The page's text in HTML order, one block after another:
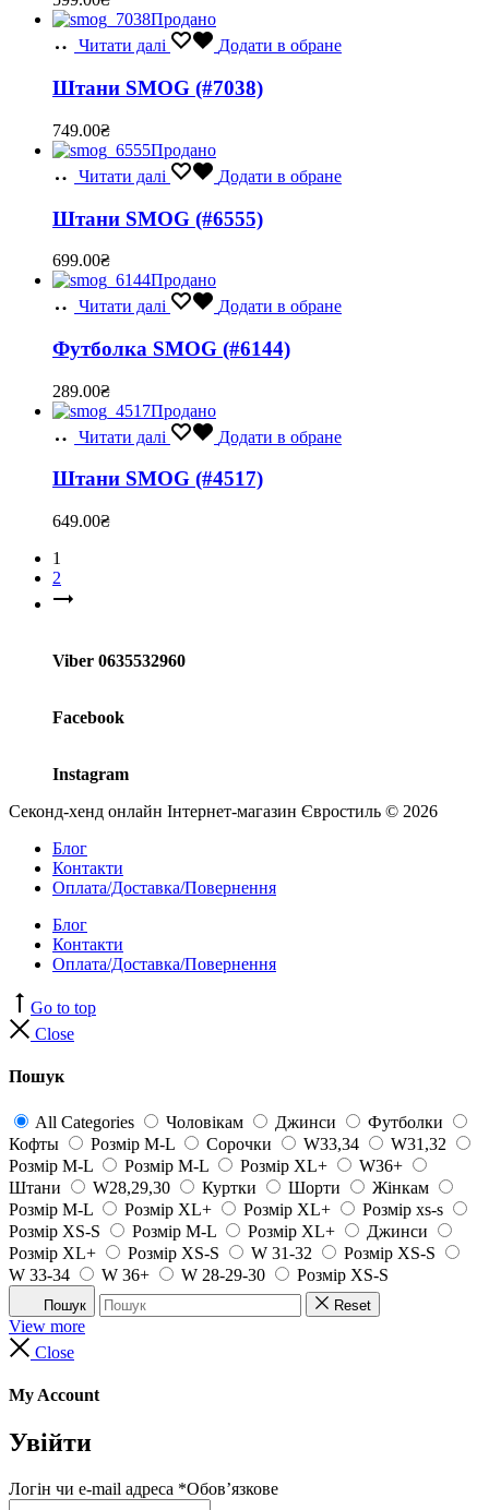
Продано
Читати далі
Додати в обране
Штани SMOG (#7038)
749.00₴
Продано
Читати далі
Додати в обране
Штани SMOG (#6555)
699.00₴
Продано
Читати далі
Додати в обране
Футболка SMOG (#6144)
289.00₴
Продано
Читати далі
Додати в обране
Штани SMOG (#4517)
649.00₴
1
2
Viber 0635532960
Facebook
Instagram
Секонд-хенд онлайн Інтернет-магазин Євростиль © 2026
Блог
Контакти
Оплата/Доставка/Повернення
Блог
Контакти
Оплата/Доставка/Повернення
Go to top
Close
Пошук
All Categories Чоловікам Джинси
Футболки
Кофты
Розмір M-L Сорочки W33,34
W31,32
Розмір M-L
Розмір M-L Розмір XL+
W36+
Штани
W28,29,30 Куртки Шорти
Жінкам
Розмір M-L
Розмір XL+ Розмір XL+
Розмір xs-s
Розмір XS-S
Розмір M-L Розмір XL+
Джинси
Розмір XL+
Розмір XS-S W 31-32
Розмір XS-S
W 33-34
W 36+ W 28-29-30 Розмір XS-S
Пошук Reset
View more
Close
My Account
Увійти
Логін чи e-mail адреса *Обов’язкове